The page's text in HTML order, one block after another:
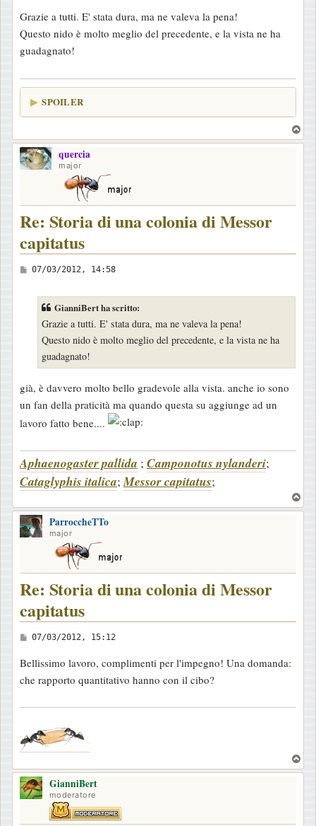
s
s
a
g
i
Grazie a tutti. E' stata dura, ma ne valeva la pena!
Questo nido è molto meglio del precedente, e la vista ne ha
guadagnato!
SPOILER
o
quercia
major
Re: Storia di una colonia di Messor
capitatus
M
i
o
07/03/2012, 14:58
GianniBert ha scritto:
Grazie a tutti. E' stata dura, ma ne valeva la pena!
Questo nido è molto meglio del precedente, e la vista ne ha
guadagnato!
già, è davvero molto bello gradevole alla vista. anche io sono
un fan della praticità ma quando questa su aggiunge ad un
lavoro fatto bene....
Aphaenogaster pallida ; Camponotus nylanderi;
Cataglyphis italica; Messor capitatus;
o
ParroccheTTo
major
Re: Storia di una colonia di Messor
capitatus
M
s
s
g
i
o
07/03/2012, 15:12
Bellissimo lavoro, complimenti per l'impegno! Una domanda:
che rapporto quantitativo hanno con il cibo?
o
GianniBert
moderatore